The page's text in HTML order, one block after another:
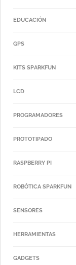
EDUCACIÓN
GPS
KITS SPARKFUN
LCD
PROGRAMADORES
PROTOTIPADO
RASPBERRY PI
ROBÓTICA SPARKFUN
SENSORES
HERRAMIENTAS
GADGETS